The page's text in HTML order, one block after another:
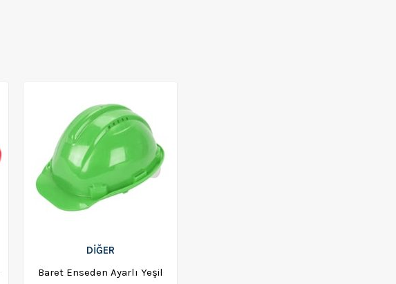
DİĞER
Baret Enseden Ayarlı Yeşil